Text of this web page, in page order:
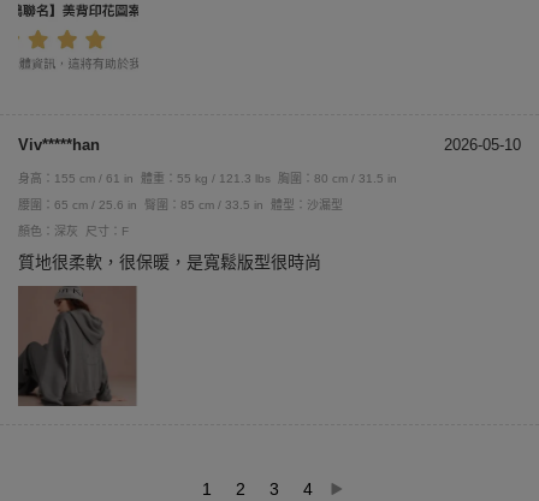
Viv*****han 2026-05-10
身高：155 cm / 61 in 體重：55 kg / 121.3 lbs
胸圍：80 cm / 31.5 in
腰圍：65 cm / 25.6 in
臀圍：85 cm / 33.5 in
體型：沙漏型
顏色：深灰
尺寸：F
質地很柔軟，很保暖，是寬鬆版型很時尚
1 2 3 4